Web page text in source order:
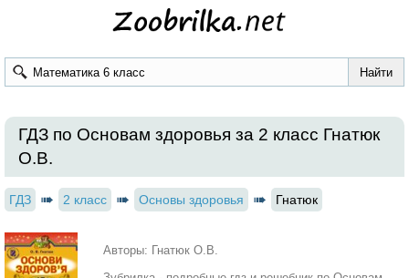
ГДЗ по Основам здоровья за 2 класс Гнатюк
О.В.
ГДЗ 2 класс Основы здоровья Гнатюк
Авторы: Гнатюк О.В.